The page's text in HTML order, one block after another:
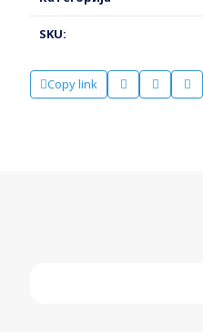
SKU:
Copy link